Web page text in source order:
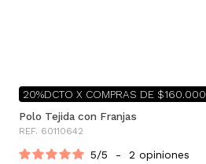
20%DCTO X COMPRAS DE $160.000
Polo Tejida con Franjas
REF. 60110642
5/5 - 2 opiniones